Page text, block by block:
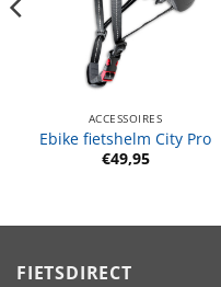
ACCESSOIRES
Ebike fietshelm City Pro
€49,95
FIETSDIRECT